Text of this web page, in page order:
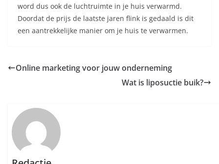
word dus ook de luchtruimte in je huis verwarmd.
Doordat de prijs de laatste jaren flink is gedaald is dit
een aantrekkelijke manier om je huis te verwarmen.
Online marketing voor jouw onderneming
Wat is liposuctie buik?